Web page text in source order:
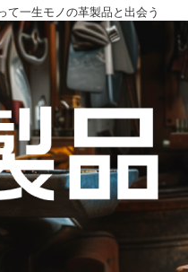
て一生モノの革製品と出会う